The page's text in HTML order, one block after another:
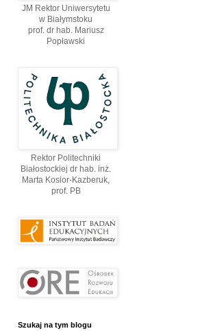
JM Rektor Uniwersytetu
w Białymstoku
prof. dr hab. Mariusz
Popławski
Rektor Politechniki
Białostockiej dr hab. inż.
Marta Kosior-Kazberuk,
prof. PВ
Szukaj na tym blogu